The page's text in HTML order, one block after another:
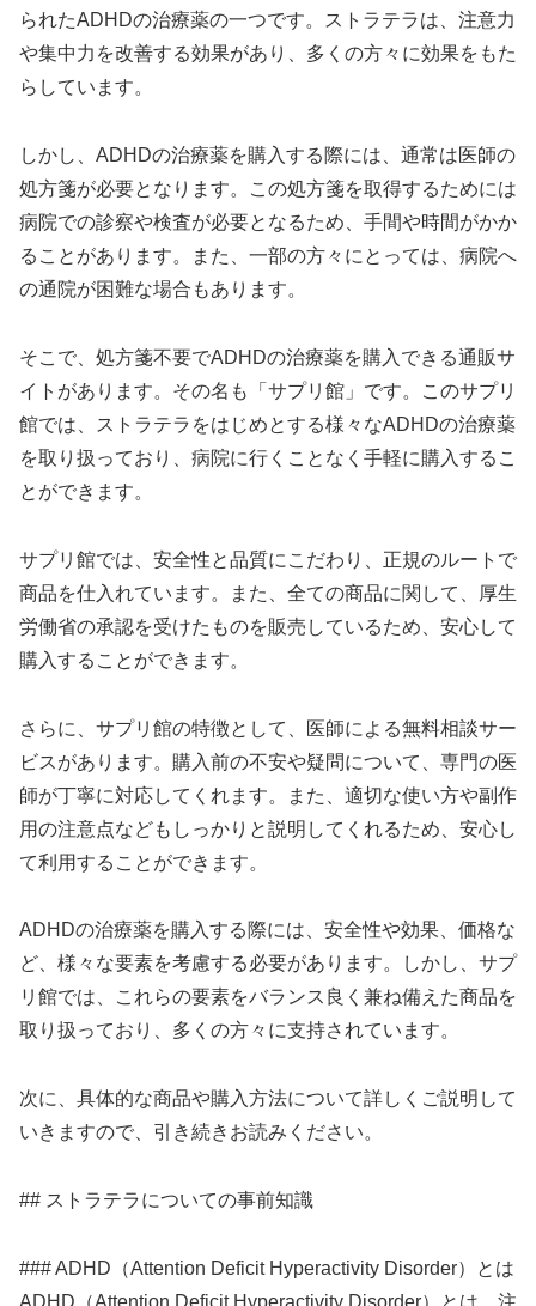
られたADHDの治療薬の一つです。ストラテラは、注意力
や集中力を改善する効果があり、多くの方々に効果をもた
らしています。
しかし、ADHDの治療薬を購入する際には、通常は医師の
処方箋が必要となります。この処方箋を取得するためには
病院での診察や検査が必要となるため、手間や時間がかか
ることがあります。また、一部の方々にとっては、病院へ
の通院が困難な場合もあります。
そこで、処方箋不要でADHDの治療薬を購入できる通販サ
イトがあります。その名も「サプリ館」です。このサプリ
館では、ストラテラをはじめとする様々なADHDの治療薬
を取り扱っており、病院に行くことなく手軽に購入するこ
とができます。
サプリ館では、安全性と品質にこだわり、正規のルートで
商品を仕入れています。また、全ての商品に関して、厚生
労働省の承認を受けたものを販売しているため、安心して
購入することができます。
さらに、サプリ館の特徴として、医師による無料相談サー
ビスがあります。購入前の不安や疑問について、専門の医
師が丁寧に対応してくれます。また、適切な使い方や副作
用の注意点などもしっかりと説明してくれるため、安心し
て利用することができます。
ADHDの治療薬を購入する際には、安全性や効果、価格な
ど、様々な要素を考慮する必要があります。しかし、サプ
リ館では、これらの要素をバランス良く兼ね備えた商品を
取り扱っており、多くの方々に支持されています。
次に、具体的な商品や購入方法について詳しくご説明して
いきますので、引き続きお読みください。
## ストラテラについての事前知識
### ADHD（Attention Deficit Hyperactivity Disorder）とは
ADHD（Attention Deficit Hyperactivity Disorder）とは、注